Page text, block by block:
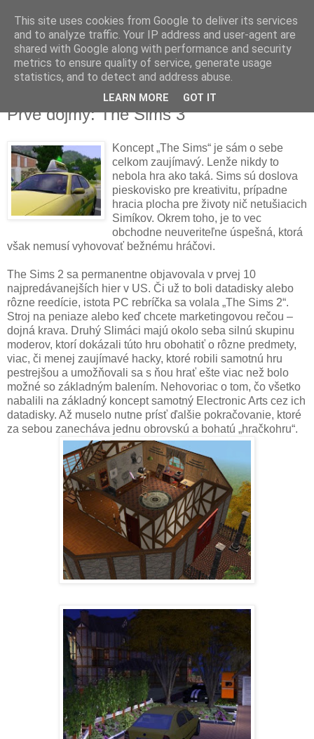
pondelok 8. júna 2009
Prvé dojmy: The Sims 3
Koncept „The Sims“ je sám o sebe
celkom zaujímavý. Lenže nikdy to
nebola hra ako taká. Sims sú doslova
pieskovisko pre kreativitu, prípadne
hracia plocha pre životy nič netušiacich
Simíkov. Okrem toho, je to vec
obchodne neuveriteľne úspešná, ktorá
však nemusí vyhovovať bežnému hráčovi.
The Sims 2 sa permanentne objavovala v prvej 10
najpredávanejších hier v US. Či už to boli datadisky alebo
rôzne reedície, istota PC rebríčka sa volala „The Sims 2“.
Stroj na peniaze alebo keď chcete marketingovou rečou –
dojná krava. Druhý Slimáci majú okolo seba silnú skupinu
moderov, ktorí dokázali túto hru obohatiť o rôzne predmety,
viac, či menej zaujímavé hacky, ktoré robili samotnú hru
pestrejšou a umožňovali sa s ňou hrať ešte viac než bolo
možné so základným balením. Nehovoriac o tom, čo všetko
nabalili na základný koncept samotný Electronic Arts cez ich
datadisky. Až muselo nutne prísť ďalšie pokračovanie, ktoré
za sebou zanecháva jednu obrovskú a bohatú „hračkohru“.
This site uses cookies from Google to deliver its services
and to analyze traffic. Your IP address and user-agent are
shared with Google along with performance and security
metrics to ensure quality of service, generate usage
statistics, and to detect and address abuse.
LEARN MORE GOT IT